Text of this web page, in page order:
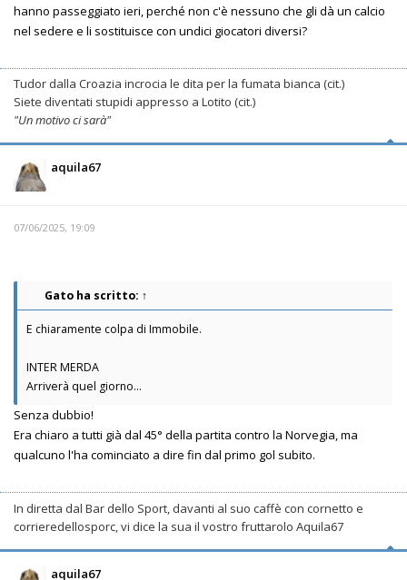
hanno passeggiato ieri, perché non c'è nessuno che gli dà un calcio
nel sedere e li sostituisce con undici giocatori diversi?
Tudor dalla Croazia incrocia le dita per la fumata bianca (cit.)
Siete diventati stupidi appresso a Lotito (cit.)
"Un motivo ci sarà"
aquila67
07/06/2025, 19:09
Gato ha scritto: ↑
E chiaramente colpa di Immobile.
INTER MERDA
Arriverà quel giorno...
Senza dubbio!
Era chiaro a tutti già dal 45° della partita contro la Norvegia, ma
qualcuno l'ha cominciato a dire fin dal primo gol subito.
In diretta dal Bar dello Sport, davanti al suo caffè con cornetto e
corrieredellosporc, vi dice la sua il vostro fruttarolo Aquila67
aquila67